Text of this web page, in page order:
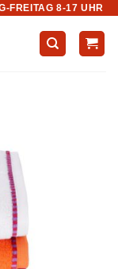
FREITAG 8-17 UHR